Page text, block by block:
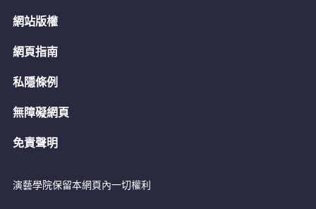
網站版權
網頁指南
私隱條例
無障礙網頁
免責聲明
演藝學院保留本網頁內一切權利